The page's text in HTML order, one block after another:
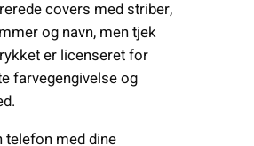
covers med striber,
og navn, men tjek
er licenseret for
farvegengivelse og
telefon med dine